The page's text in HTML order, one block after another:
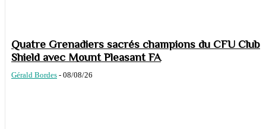
Quatre Grenadiers sacrés champions du CFU Club
Shield avec Mount Pleasant FA
Gérald Bordes - 08/08/26